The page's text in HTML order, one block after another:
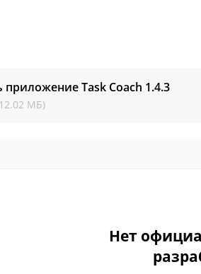
приложение Task Coach 1.4.3
МБ)
Нет